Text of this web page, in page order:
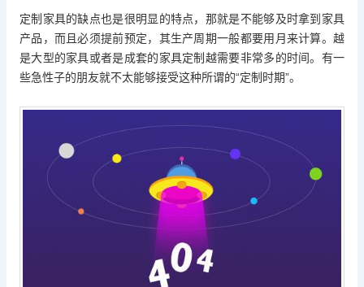
定制家具的缺点也是很明显的特点，那就是不能够及时拿到家具
产品，而且必须提前预定，其生产周期一般都要用月来计算。越
是大型的家具或者是成套的家具定制越需要非常多的时间。有一
些急性子的朋友就不太能够接受这种所谓的“定制时期”。